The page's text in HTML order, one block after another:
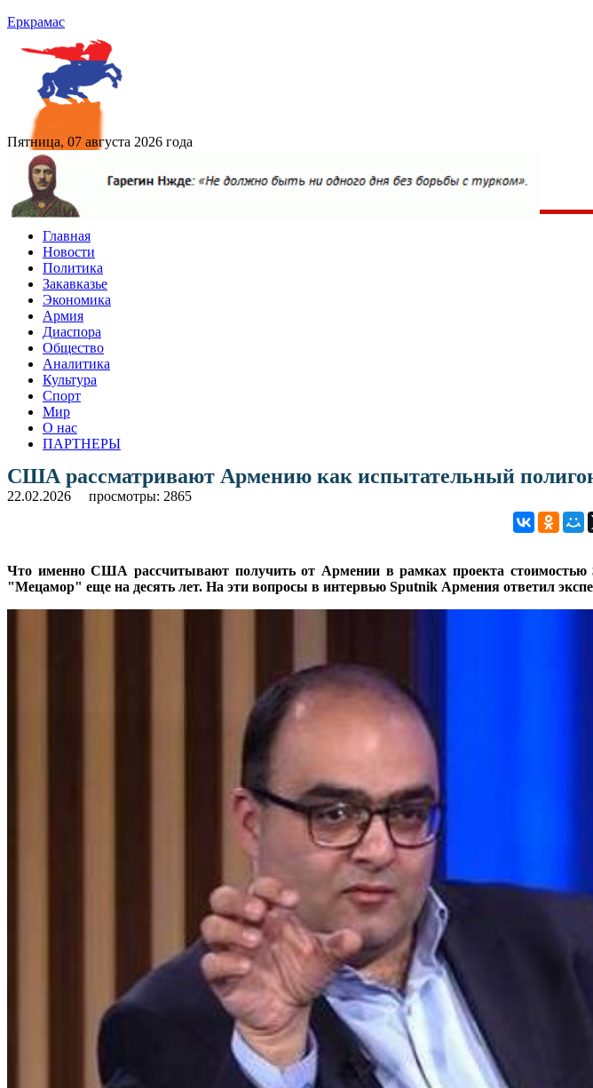
Еркрамас
Пятница, 07 августа 2026 года
Главная
Новости
Политика
Закавказье
Экономика
Армия
Диаспора
Общество
Аналитика
Культура
Спорт
Мир
О нас
ПАРТНЕРЫ
США рассматривают Армению как испытательный
22.02.2026 просмотры: 2865
Что именно США рассчитывают получить от Армении в рамках проекта
"Мецамор" еще на десять лет. На эти вопросы в интервью Sputnik Армения ответил